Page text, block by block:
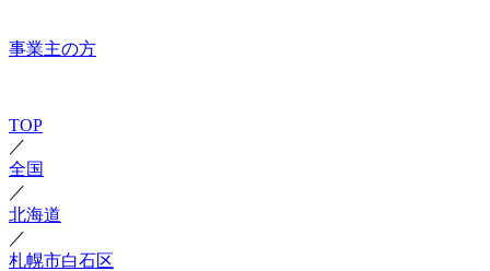
事業主の方
TOP
／
全国
／
北海道
／
札幌市白石区